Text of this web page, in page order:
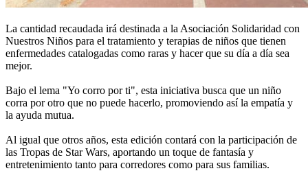
La cantidad recaudada irá destinada a la Asociación Solidaridad con
Nuestros Niños para el tratamiento y terapias de niños que tienen
enfermedades catalogadas como raras y hacer que su día a día sea
mejor.
Bajo el lema "Yo corro por ti", esta iniciativa busca que un niño
corra por otro que no puede hacerlo, promoviendo así la empatía y
la ayuda mutua.
Al igual que otros años, esta edición contará con la participación de
las Tropas de Star Wars, aportando un toque de fantasía y
entretenimiento tanto para corredores como para sus familias.